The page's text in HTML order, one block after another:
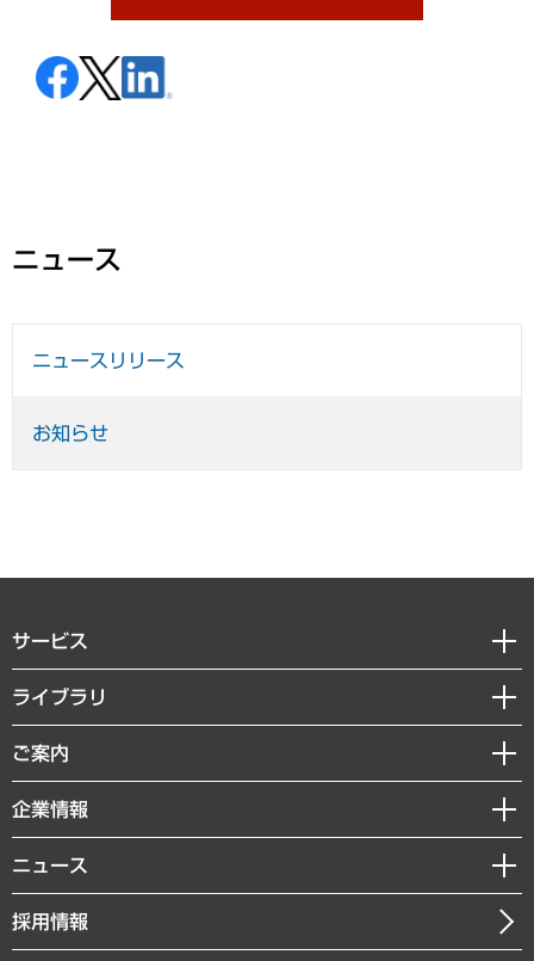
ニュース
ニュースリリース
お知らせ
サービス
経営戦略
組織・人事戦略
デジタルイノベーション
共生・ダイバーシティ
GRC（ガバナンス・リスク・コンプライアンス）・防災（政策）
経済・産業・雇用・労働
ライブラリ
経済調査
レポート
コラム
経営用語集
受託・受注実績（官公庁関連）
ご案内
セミナー・イベント情報
MUFGビジネスセミナー
受託案件情報
企業情報
私たちの想い
社長メッセージ
会社概要
ニュース
ニュースリリース
お知らせ
採用情報